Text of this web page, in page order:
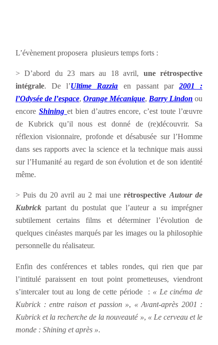
L’évènement proposera plusieurs temps forts :
> D’abord du 23 mars au 18 avril, une rétrospective
intégrale. De l’Ultime Razzia en passant par2001 :
l’Odysée de l’espace, Orange Mécanique, Barry Lindon ou
encore Shining et bien d’autres encore, c’est toute l’œuvre
de Kubrick qu’il nous est donné de (re)découvrir. Sa
réflexion visionnaire, profonde et désabusée sur l’Homme
dans ses rapports avec la science et la technique mais aussi
sur l’Humanité au regard de son évolution et de son identité
même.
> Puis du 20 avril au 2 mai unerétrospectiveAutour de
Kubrick partant du postulat que l’auteur a su imprégner
subtilement certains films et déterminer l’évolution de
quelques cinéastes marqués par les images ou la philosophie
personnelle du réalisateur.
Enfin des conférences et tables rondes, qui rien que par
l’intitulé paraissent en tout point prometteuses, viendront
s’intercaler tout au long de cette période : « Le cinéma de
Kubrick : entre raison et passion », « Avant-après 2001 :
Kubrick et la recherche de la nouveauté », « Le cerveau et le
monde : Shining et après ».